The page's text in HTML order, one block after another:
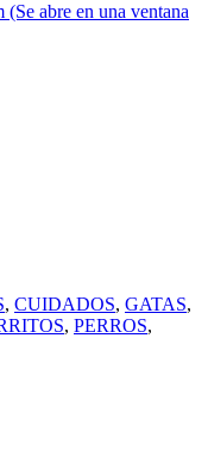
abre en una ventana
, CUIDADOS, GATAS,
, PERROS,